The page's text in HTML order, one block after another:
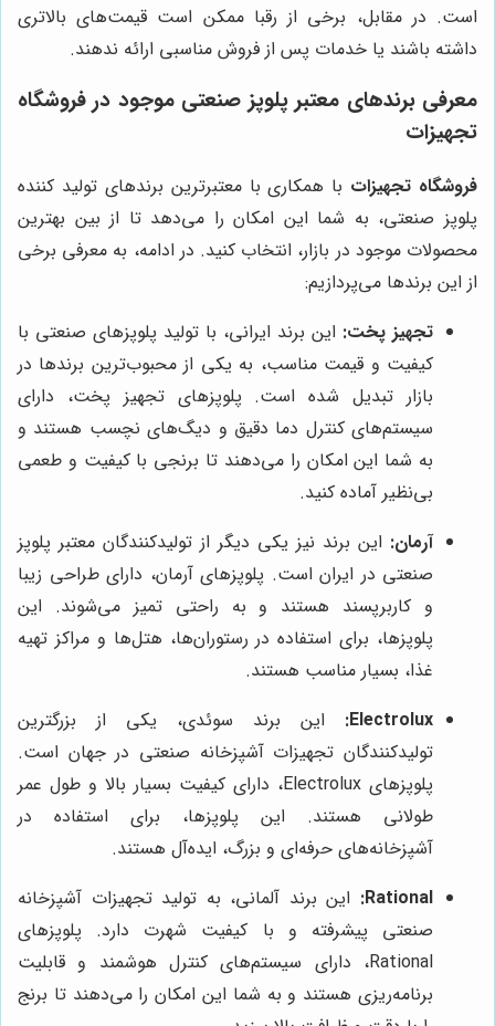
است. در مقابل، برخی از رقبا ممکن است قیمت‌های بالاتری
داشته باشند یا خدمات پس از فروش مناسبی ارائه ندهند.
معرفی برندهای معتبر پلوپز صنعتی موجود درفروشگاه
تجهیزات
فروشگاه تجهیزات با همکاری با معتبرترین برندهای تولید کننده
پلوپز صنعتی، به شما این امکان را می‌دهد تا از بین بهترین
محصولات موجود در بازار، انتخاب کنید. در ادامه، به معرفی برخی
از این برندها می‌پردازیم:
تجهیز پخت: این برند ایرانی، با تولید پلوپزهای صنعتی با
کیفیت و قیمت مناسب، به یکی از محبوب‌ترین برندها در
بازار تبدیل شده است. پلوپزهای تجهیز پخت، دارای
سیستم‌های کنترل دما دقیق و دیگ‌های نچسب هستند و
به شما این امکان را می‌دهند تا برنجی با کیفیت و طعمی
بی‌نظیر آماده کنید.
آرمان: این برند نیز یکی دیگر از تولیدکنندگان معتبر پلوپز
صنعتی در ایران است. پلوپزهای آرمان، دارای طراحی زیبا
و کاربرپسند هستند و به راحتی تمیز می‌شوند. این
پلوپزها، برای استفاده در رستوران‌ها، هتل‌ها و مراکز تهیه
غذا، بسیار مناسب هستند.
Electrolux:
این برند سوئدی، یکی از بزرگترین
تولیدکنندگان تجهیزات آشپزخانه صنعتی در جهان است.
پلوپزهای Electrolux، دارای کیفیت بسیار بالا و طول عمر
طولانی هستند. این پلوپزها، برای استفاده در
آشپزخانه‌های حرفه‌ای و بزرگ، ایده‌آل هستند.
Rational: این برند آلمانی، به تولید تجهیزات آشپزخانه
صنعتی پیشرفته و با کیفیت شهرت دارد. پلوپزهای
Rational، دارای سیستم‌های کنترل هوشمند و قابلیت
برنامه‌ریزی هستند و به شما این امکان را می‌دهند تا برنج